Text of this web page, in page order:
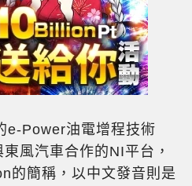
e-Power油電增程技術
風汽車合作的NI平台，
的簡稱，以中文發音則是